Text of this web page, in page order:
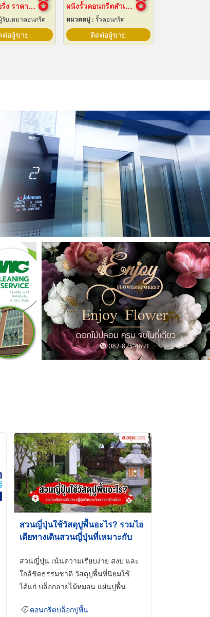
รับเจาะคอริ่ง ราคาถูก
รับเหมาคอนกรีต
ต่อผู้ขาย
ผนังรั้วคอนกรีตสำเร็จรูป
หมวดหมู่ : รั้วคอนกรีต
ติดต่อผู้ขาย
สวนญี่ปุ่นใช้วัสดุปูพื้นอะไร? รวมไอ
เดียทางเดินสวนญี่ปุ่นที่เหมาะกับ
สวนญี่ปุ่น เน้นความเรียบง่าย สงบ และ
ใกล้ชิดธรรมชาติ วัสดุปูพื้นที่นิยมใช้
ได้แก่ บล็อกลายไม้หมอน แผ่นปูพื้น
คอนกรีตบล็อกปูพื้น